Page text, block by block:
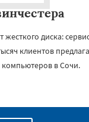
жесткого диска:
клиентов
в Сочи.